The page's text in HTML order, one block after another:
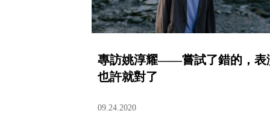
專訪姚淳耀——嘗試了錯的，表
也許就對了
09.24.2020